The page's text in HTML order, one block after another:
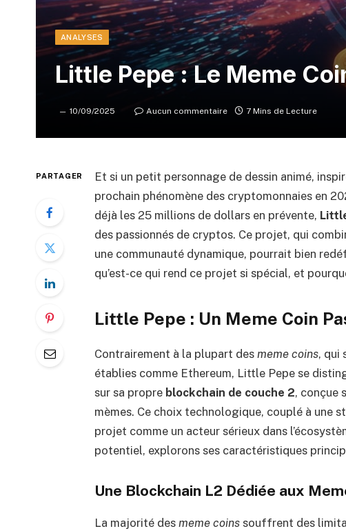
ANALYSES
Little Pepe : Le Meme
10/09/2025 Aucun commentaire 7 Mins de Lecture
PARTAGER
Et si un petit personnage de dessin animé,
prochain phénomène des cryptomonnaies en
déjà les 25 millions de dollars en prévente,
des passionnés de cryptos. Ce projet, qui
une communauté dynamique, pourrait bien
qu’est-ce qui rend ce projet si spécial, et
Little Pepe : Un Meme Coin
Contrairement à la plupart des meme coins, qui
établies comme Ethereum, Little Pepe se
sur sa propre blockchain de couche 2, conçue
mèmes. Ce choix technologique, couplé à une
projet comme un acteur sérieux dans
potentiel, explorons ses caractéristiques
Une Blockchain L2 Dédiée aux
La majorité des meme coinssouffrent des